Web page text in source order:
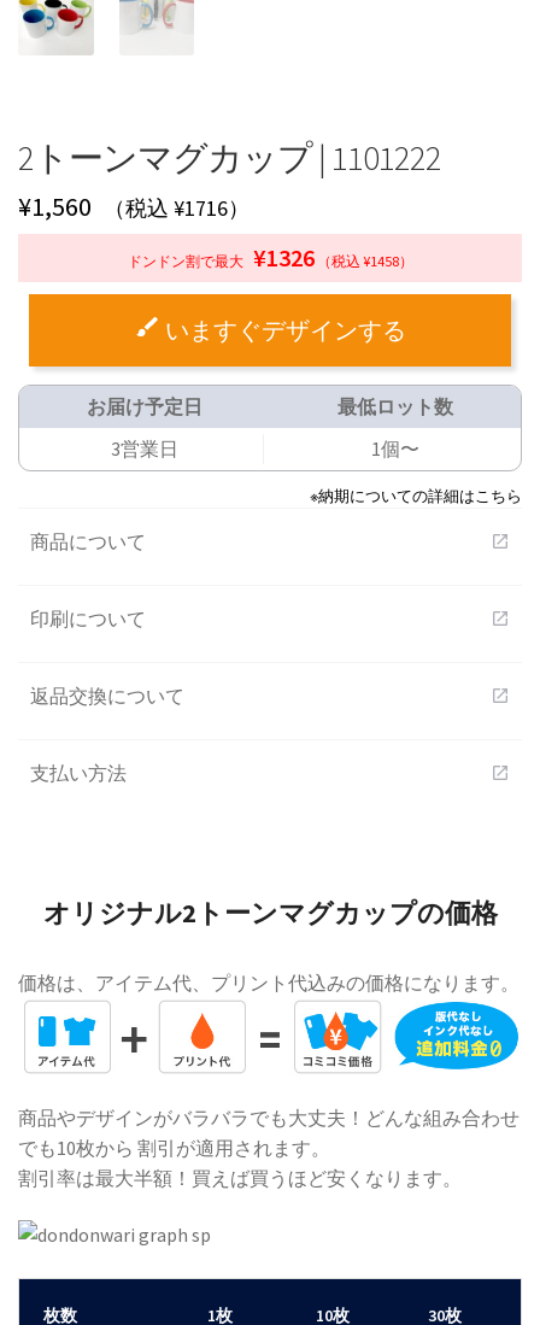
2トーンマグカップ | 1101222
¥1,560 （税込 ¥1716）
ドンドン割で最大 ¥1326 （税込 ¥1458）
いますぐデザインする
お届け予定日
3営業日
最低ロット数
1個〜
※納期についての詳細はこちら
商品について open_in_new
印刷について open_in_new
返品交換について open_in_new
支払い方法 open_in_new
オリジナル2トーンマグカップの価格
価格は、アイテム代、プリント代込みの価格になります。
商品やデザインがバラバラでも大丈夫！どんな組み合わせ
でも10枚から 割引が適用されます。
割引率は最大半額！買えば買うほど安くなります。
枚数 1枚 10枚 30枚